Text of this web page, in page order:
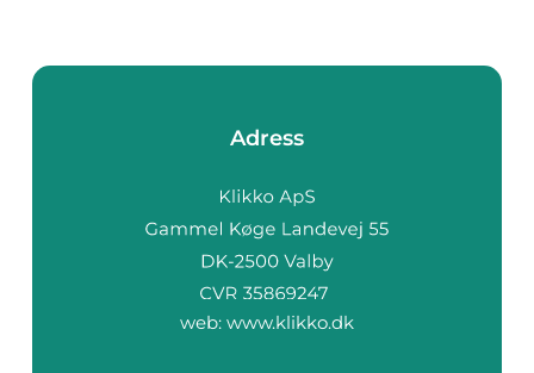
Adress
web: www.klikko.dk